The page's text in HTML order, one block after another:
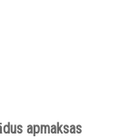
apmaksas